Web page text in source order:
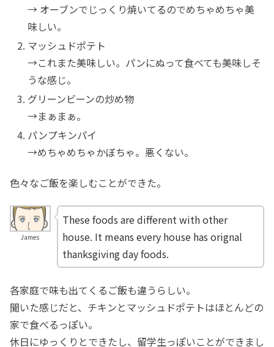
→ オーブンでじっくり焼いてるのでめちゃめちゃ美
味しい。
マッシュドポテト
→これまた美味しい。パンにぬって食べても美味しそ
うな感じ。
グリーンビーンの炒め物
→まぁまぁ。
パンプキンパイ
→めちゃめちゃかぼちゃ。悪くない。
色々なご飯を楽しむことができた。
James
These foods are different with other
house. It means every house has orignal
thanksgiving day foods.
各家庭で味も出てくるご飯も違うらしい。
聞いた感じだと、チキンとマッシュドポテトはほとんどの
家で食べるっぽい。
休日にゆっくりとできたし、留学生っぽいことができまし